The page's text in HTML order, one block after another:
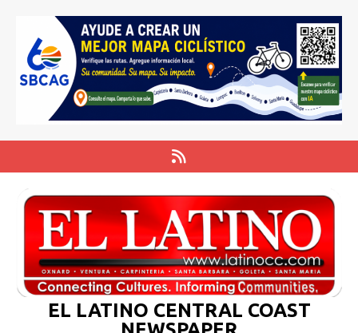
EL LATINO CENTRAL COAST